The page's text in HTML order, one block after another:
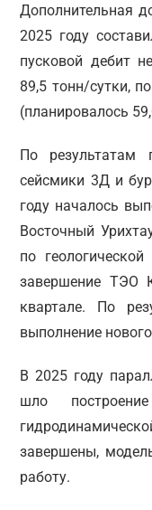
Дополнительная
2025 году
пусковой дебит
89,5 тонн/сутки,
(планировалось
По результатам
сейсмики 3Д и
году началось
Восточный
по
завершение ТЭО
квартале. По
выполнение
В 2025 году
шло
завершены,
работу.